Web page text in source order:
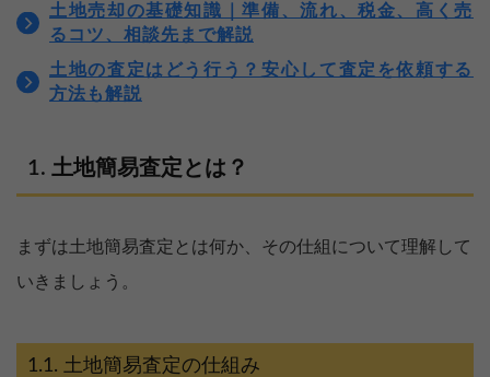
土地売却の基礎知識｜準備、流れ、税金、高く売
るコツ、相談先まで解説
土地の査定はどう行う？安心して査定を依頼する
方法も解説
土地簡易査定とは？
まずは土地簡易査定とは何か、その仕組について理解して
いきましょう。
土地簡易査定の仕組み